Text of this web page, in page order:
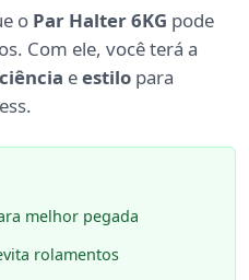
o Par Halter 6KG pode
Com ele, você terá a
eestilo para
melhor pegada
rolamentos